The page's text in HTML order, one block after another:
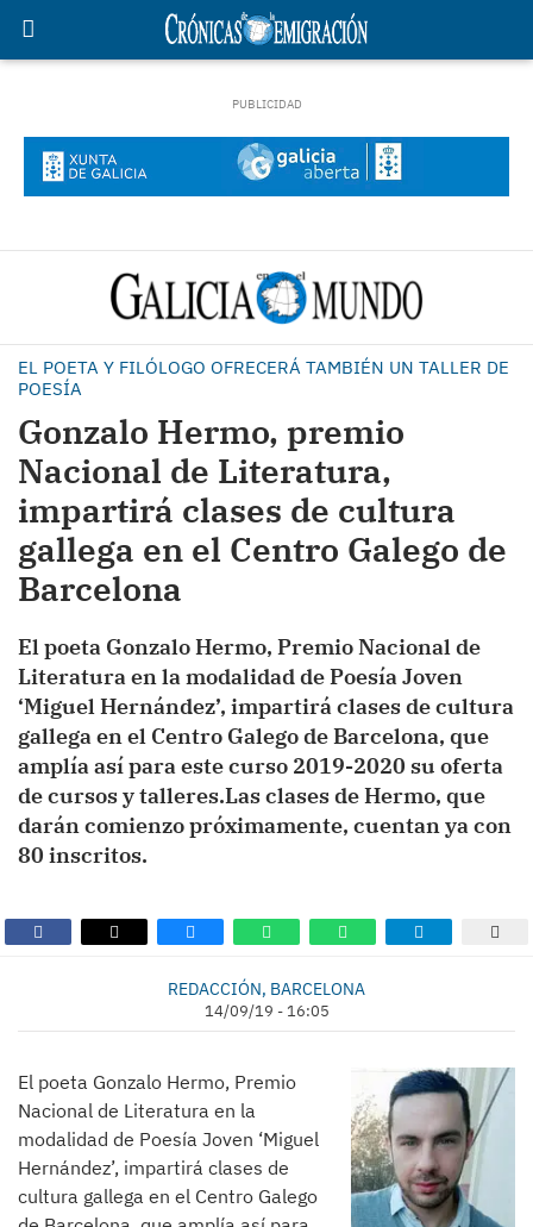
EL POETA Y FILÓLOGO OFRECERÁ TAMBIÉN UN TALLER DE
POESÍA
Gonzalo Hermo, premio
Nacional de Literatura,
impartirá clases de cultura
gallega en el Centro Galego de
Barcelona
El poeta Gonzalo Hermo, Premio Nacional de
Literatura en la modalidad de Poesía Joven
‘Miguel Hernández’, impartirá clases de cultura
gallega en el Centro Galego de Barcelona, que
amplía así para este curso 2019-2020 su oferta
de cursos y talleres.Las clases de Hermo, que
darán comienzo próximamente, cuentan ya con
80 inscritos.
REDACCIÓN, BARCELONA
14/09/19 - 16:05
El poeta Gonzalo Hermo, Premio
Nacional de Literatura en la
modalidad de Poesía Joven ‘Miguel
Hernández’, impartirá clases de
cultura gallega en el Centro Galego